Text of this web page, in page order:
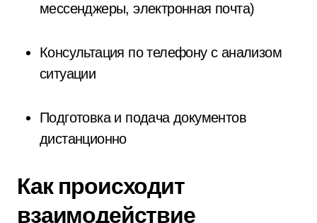
мессенджеры, электронная почта)
Консультация по телефону с анализом
ситуации
Подготовка и подача документов
дистанционно
Как происходит
взаимодействие